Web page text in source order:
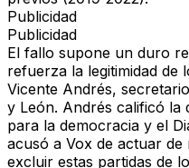
Publicidad
Publicidad
El fallo supone un duro
refuerza la legitimidad de
Vicente Andrés,
y León. Andrés calificó la
para la democracia y el
acusó a Vox de actuar de
excluir estas partidas de